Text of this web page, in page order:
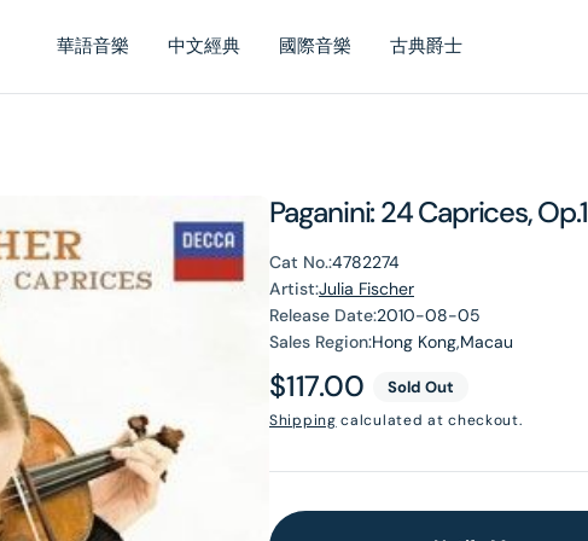
華語音樂 中文經典 國際音樂 古典爵士
Paganini: 24 Caprices, Op.1
Cat No.:4782274
Artist:Julia Fischer
Release Date:2010-08-05
Sales Region:Hong Kong,Macau
Regular
price
$117.00 Sold Out
Shipping calculated at checkout.